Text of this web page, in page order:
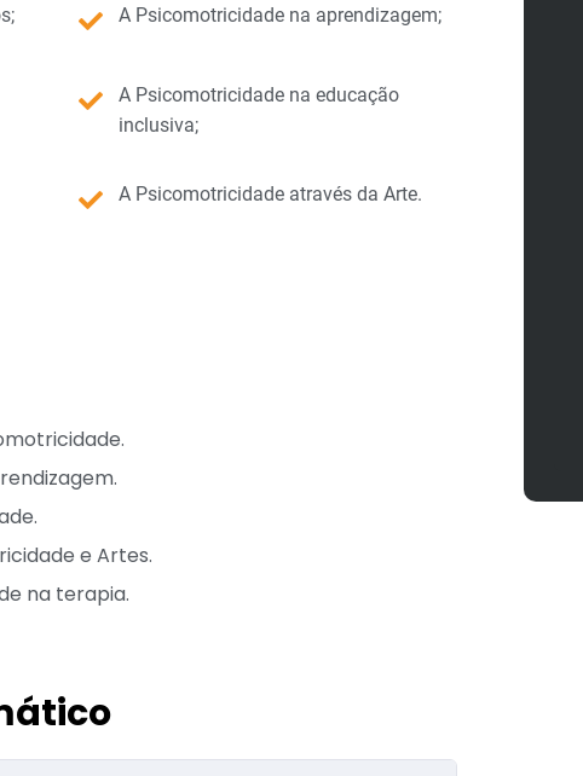
A Psicomotricidade na aprendizagem;
A Psicomotricidade na educação
inclusiva;
A Psicomotricidade através da Arte.
e Artes.
na terapia.